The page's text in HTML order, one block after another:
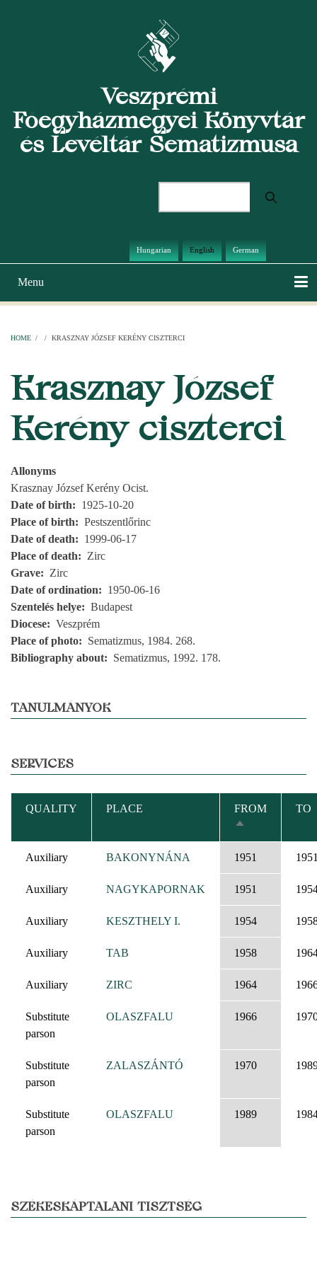
Veszprémi
Főegyházmegyei Könyvtár
és Levéltár Sematizmusa
Hungarian English German
Main
navigation
Menu
HOME / / KRASZNAY JÓZSEF KERÉNY CISZTERCI
Krasznay József
Kerény ciszterci
Allonyms
Krasznay József Kerény Ocist.
Date of birth
1925-10-20
Place of birth
Pestszentlőrinc
Date of death
1999-06-17
Place of death
Zirc
Grave
Zirc
Date of ordination
1950-06-16
Szentelés helye
Budapest
Diocese
Veszprém
Place of photo
Sematizmus, 1984. 268.
Bibliography about
Sematizmus, 1992. 178.
TANULMÁNYOK
SERVICES
QUALITY PLACE
FROM
SORT
DESCENDING
TO
Auxiliary BAKONYNÁNA 1951
Auxiliary NAGYKAPORNAK 1951
Auxiliary KESZTHELY I. 1954
Auxiliary TAB 1958
Auxiliary ZIRC 1964
Substitute
parson
OLASZFALU 1966
Substitute
parson
ZALASZÁNTÓ 1970
Substitute
parson
OLASZFALU 1989
SZÉKESKÁPTALANI TISZTSÉG